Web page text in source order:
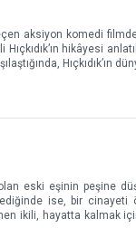
aksiyon komedi
hikâyesi
Hıçkıdık’ın
eski eşinin peşine
ise, bir cinayeti
ikili, hayatta kalmak